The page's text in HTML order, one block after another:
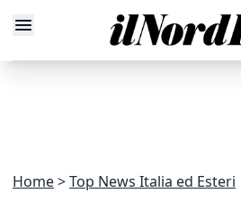
Home Top News Italia ed Esteri